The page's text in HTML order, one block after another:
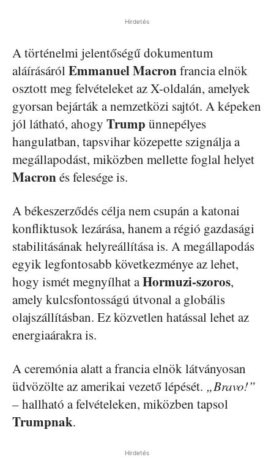
Hirdetés
A történelmi jelentőségű dokumentum
aláírásárólEmmanuel Macronfrancia elnök
osztott meg felvételeket az X-oldalán, amelyek
gyorsan bejárták a nemzetközi sajtót. A képeken
jól látható, ahogy Trump ünnepélyes
hangulatban, tapsvihar közepette szignálja a
megállapodást, miközben mellette foglal helyet
Macronés felesége is.
A békeszerződés célja nem csupán a katonai
konfliktusok lezárása, hanem a régió gazdasági
stabilitásának helyreállítása is. A megállapodás
egyik legfontosabb következménye az lehet,
hogy ismét megnyílhat aHormuzi-szoros,
amely kulcsfontosságú útvonal a globális
olajszállításban. Ez közvetlen hatással lehet az
energiaárakra is.
A ceremónia alatt a francia elnök látványosan
üdvözölte az amerikai vezető lépését. „Bravo!”
– hallható a felvételeken, miközben tapsol
Trumpnak.
Hirdetés